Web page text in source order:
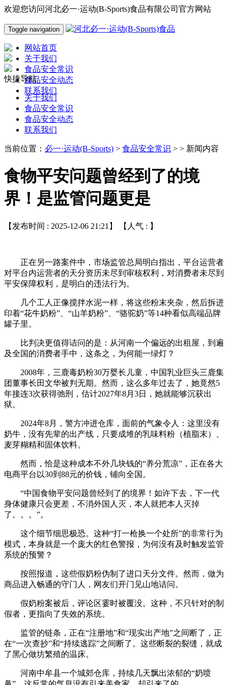
欢迎您访问河北必一·运动(B-Sports)食品有限公司官方网站
Toggle navigation
网站首页
关于我们
食品安全常识
食品安全动态
联系我们
快捷导航
关于我们
食品安全常识
食品安全动态
联系我们
当前位置： 必一·运动(B-Sports) > 食品安全常识 > > 新闻内容
食物平安问题曾经到了的境
界！是监管问题更是
【发布时间 : 2025-12-06 21:21】 【人气 : 】
正在另一路案件中，市场监管总局明白指出，平台运营者
对平台内运营者的天分资历未尽到审核权利，对消费者未尽到
平安保障权利，是明白的违法行为。
几个工人正像搅拌水泥一样，将这些粉末夹杂，然后拆进
印着“花牛奶粉”、“山羊奶粉”、“骆驼奶”等14种看似高端品牌
罐子里。
比判决更值得诘问的是：从河南一个偏远的出租屋，到遍
及全国的消费者手中，这条之，为何能一绿灯？
2008年，三鹿毒奶粉30万婴长儿童，中国乳业巨头三鹿集
团董事长田文华被判无期。然而，这么多年过去了，她竟然5
年接连3次获得弛刑，估计2027年8月3日，她就能够沉获出
狱。
2024年8月，警方冲进仓库，面前的气象令人：这里没有
奶牛，没有先辈的出产线，只要成堆的乳味料粉（植脂末）、
麦芽糊精和固体饮料。
然而，恰是这种成本不外几块钱的“养分荒凉”，正在各大
电商平台以30到88元的价钱，铺向全国。
“中国食物平安问题曾经到了的境界！如许下去，下一代
身体健康只会更差，不消外国人灭，本人就把本人灭掉
了。。。”。
这个细节细思极恐。这种“打一枪换一个处所”的非常行为
模式，本身就是一个庞大的红色警报，为何没有及时触发监管
系统的预警？
按照报道，这些假奶粉伪制了进口天分文件。然而，做为
商品进入畅通的守门人，网友们开门见山地诘问。
假奶粉案被后，评论区霎时被覆没。这种，不只针对的制
假者，更指向了失效的系统。
监管的链条，正在“注册地”和“现实出产地”之间断了，正
在“一次查抄”和“持续逃踪”之间断了。这些断裂的裂缝，就成
了黑心做坊繁殖的温床。
河南中牟县一个城郊仓库，持续几天飘出浓郁的“奶喷